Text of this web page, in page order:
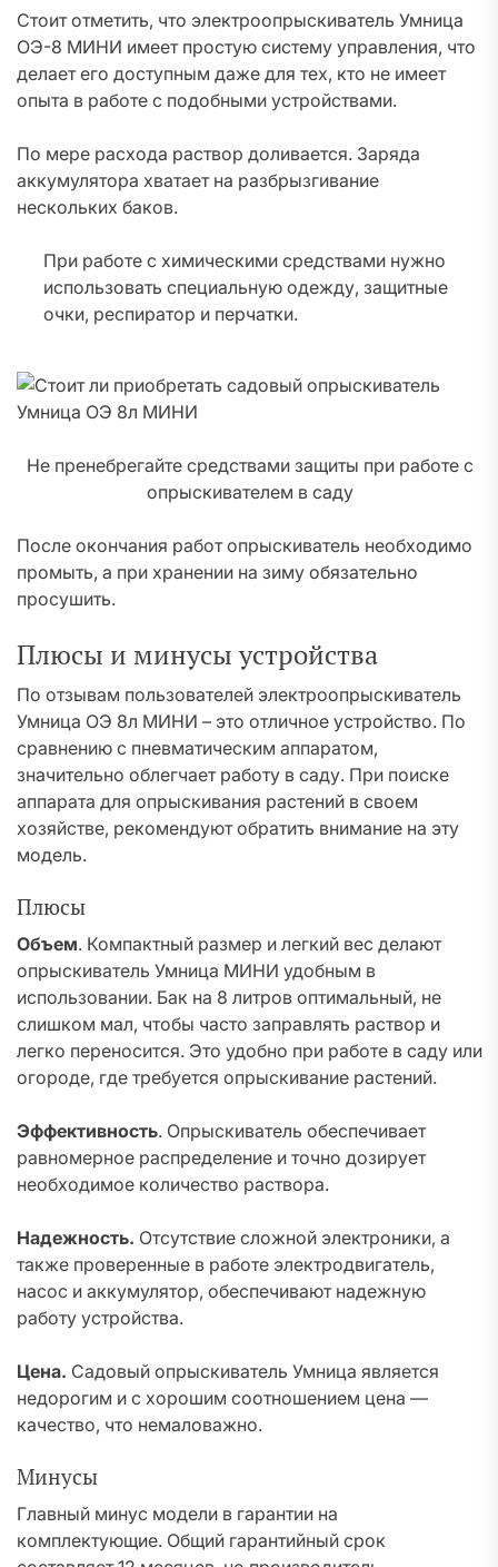
Стоит отметить, что электроопрыскиватель Умница
ОЭ-8 МИНИ имеет простую систему управления, что
делает его доступным даже для тех, кто не имеет
опыта в работе с подобными устройствами.
По мере расхода раствор доливается. Заряда
аккумулятора хватает на разбрызгивание
нескольких баков.
При работе с химическими средствами нужно
использовать специальную одежду, защитные
очки, респиратор и перчатки.
Не пренебрегайте средствами защиты при работе с
опрыскивателем в саду
После окончания работ опрыскиватель необходимо
промыть, а при хранении на зиму обязательно
просушить.
Плюсы и минусы устройства
По отзывам пользователей электроопрыскиватель
Умница ОЭ 8л МИНИ – это отличное устройство. По
сравнению с пневматическим аппаратом,
значительно облегчает работу в саду. При поиске
аппарата для опрыскивания растений в своем
хозяйстве, рекомендуют обратить внимание на эту
модель.
Плюсы
Объем. Компактный размер и легкий вес делают
опрыскиватель Умница МИНИ удобным в
использовании. Бак на 8 литров оптимальный, не
слишком мал, чтобы часто заправлять раствор и
легко переносится. Это удобно при работе в саду или
огороде, где требуется опрыскивание растений.
Эффективность. Опрыскиватель обеспечивает
равномерное распределение и точно дозирует
необходимое количество раствора.
Надежность. Отсутствие сложной электроники, а
также проверенные в работе электродвигатель,
насос и аккумулятор, обеспечивают надежную
работу устройства.
Цена. Садовый опрыскиватель Умница является
недорогим и с хорошим соотношением цена —
качество, что немаловажно.
Минусы
Главный минус модели в гарантии на
комплектующие. Общий гарантийный срок